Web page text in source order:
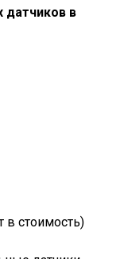
датчиков в
в стоимость)